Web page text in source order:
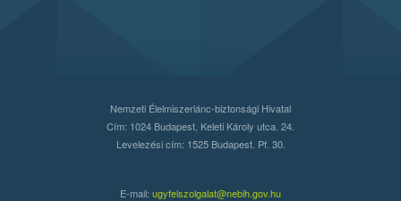
Nemzeti Élelmiszerlánc-biztonsági Hivatal
Cím: 1024 Budapest, Keleti Károly utca. 24.
Levelezési cím: 1525 Budapest. Pf. 30.
E-mail: ugyfelszolgalat@nebih.gov.hu